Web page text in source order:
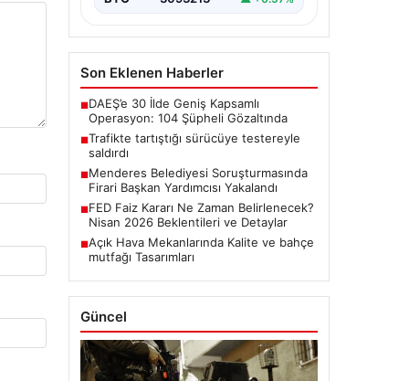
Son Eklenen Haberler
■DAEŞ’e 30 İlde Geniş Kapsamlı
Operasyon: 104 Şüpheli Gözaltında
■Trafikte tartıştığı sürücüye testereyle
saldırdı
■Menderes Belediyesi Soruşturmasında
Firari Başkan Yardımcısı Yakalandı
■FED Faiz Kararı Ne Zaman Belirlenecek?
Nisan 2026 Beklentileri ve Detaylar
■Açık Hava Mekanlarında Kalite ve bahçe
mutfağı Tasarımları
Güncel